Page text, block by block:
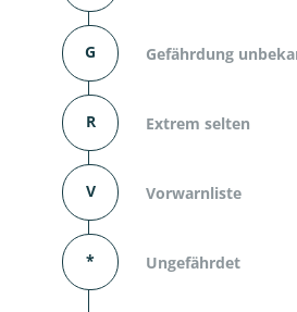
G Gefährdung
R Extrem selten
V Vorwarnliste
* Ungefährdet